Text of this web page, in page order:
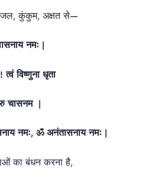
कुंकुम, अक्षत से—
नमः |
विष्णुना धृता
चासनम |
नमः, ॐ अनंतासनाय नमः |
का बंधन करना है,